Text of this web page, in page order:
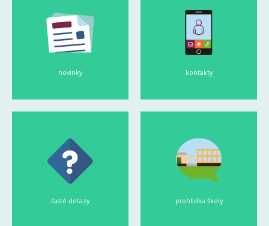
novinky kontakty
časté dotazy prohlídka školy